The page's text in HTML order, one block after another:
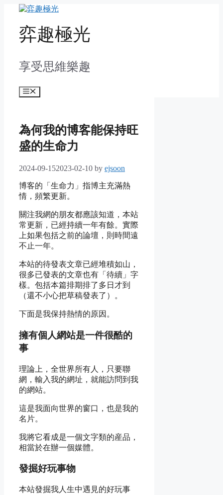
content弈趣極光
享受思維樂趣
Menu
為何我的博客能保持旺
盛的生命力
2024-09-152023-02-10 by ejsoon
博客的「生命力」指博主充滿熱
情，頻繁更新。
關注我網的朋友都應該知道，本站
常更新，已經持續一年有餘。實際
上如果包括之前的論壇，則時間遠
不止一年。
本站的待發表文章已經堆積如山，
很多已發表的文章也有「待續」字
樣。包括本篇排期排了多日才到
（還不小心把草稿發表了）。
下面是我保持熱情的原因。
擁有個人網站是一件很酷的
事
理論上，全世界所有人，只要聯
網，輸入我的網址，就能訪問到我
的網站。
這是我面向世界的窗口，也是我的
名片。
我將它看成是一個文字類的産品，
相當於在辦一個媒體。
發掘好玩事物
本站發掘我人生中遇見的好玩事